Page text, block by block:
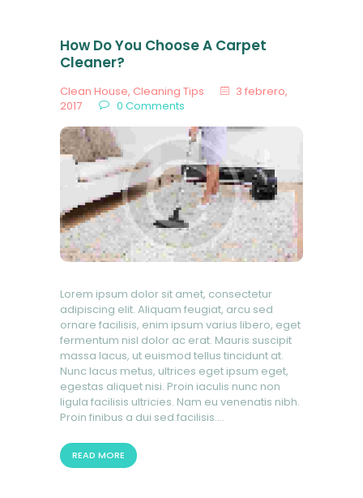
How Do You Choose A Carpet
Cleaner?
Clean House, Cleaning Tips
3 febrero,
2017
0 Comments
Lorem ipsum dolor sit amet, consectetur
adipiscing elit. Aliquam feugiat, arcu sed
ornare facilisis, enim ipsum varius libero, eget
fermentum nisl dolor ac erat. Mauris suscipit
massa lacus, ut euismod tellus tincidunt at.
Nunc lacus metus, ultrices eget ipsum eget,
egestas aliquet nisi. Proin iaculis nunc non
ligula facilisis ultricies. Nam eu venenatis nibh.
Proin finibus a dui sed facilisis.…
READ MORE